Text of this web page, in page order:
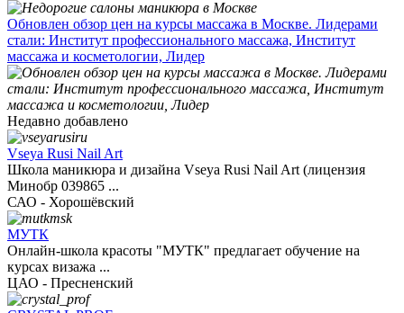
Обновлен обзор цен на курсы массажа в Москве. Лидерами
стали: Институт профессионального массажа, Институт
массажа и косметологии, Лидер
Недавно добавлено
Vseya Rusi Nail Art
Школа маникюра и дизайна Vseya Rusi Nail Art (лицензия
Минобр 039865 ...
САО - Хорошёвский
МУТК
Онлайн-школа красоты "МУТК" предлагает обучение на
курсах визажа ...
ЦАО - Пресненский